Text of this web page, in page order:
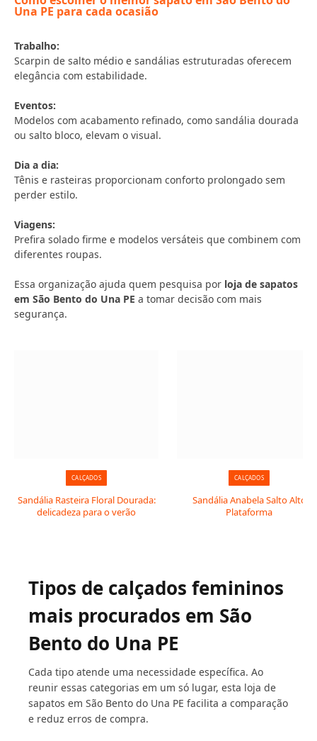
Una PE para cada ocasião
Trabalho:
Scarpin de salto médio e sandálias estruturadas oferecem
elegância com estabilidade.
Eventos:
Modelos com acabamento refinado, como sandália dourada
ou salto bloco, elevam o visual.
Dia a dia:
Tênis e rasteiras proporcionam conforto prolongado sem
perder estilo.
Viagens:
Prefira solado firme e modelos versáteis que combinem com
diferentes roupas.
Essa organização ajuda quem pesquisa por loja de sapatos
em São Bento do Una PE a tomar decisão com mais
segurança.
CALÇADOS
Sandália Rasteira Floral Dourada:
delicadeza para o verão
CALÇADOS
Sandália Anabela Salto Alto
Plataforma
Tipos de calçados femininos
mais procurados em São
Bento do Una PE
Cada tipo atende uma necessidade específica. Ao
reunir essas categorias em um só lugar, esta loja de
sapatos em São Bento do Una PE facilita a comparação
e reduz erros de compra.